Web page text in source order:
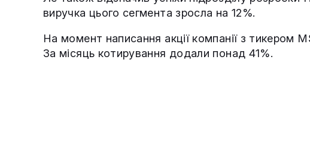
виручка цього сегмента зросла на 12%.
На момент написання акції компанії з тикером
За місяць котирування додали понад 41%.